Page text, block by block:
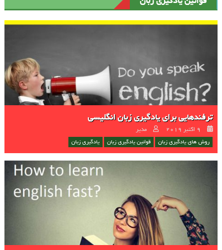
ترفندهایی برای یادگیری زبان انگلیسی
Posted on
9 اکتبر 2019 Author
مدیر
روش های یادگیری زبان قوانین یادگیری زبان یادگیری زبان